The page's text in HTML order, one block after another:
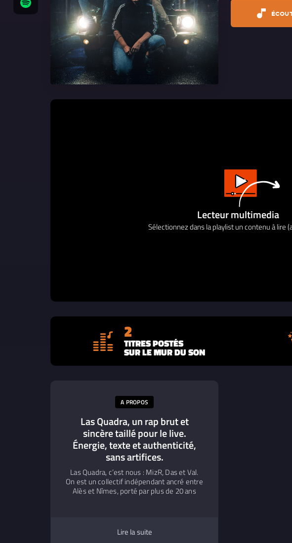
Lecteur multimedia
Sélectionnez dans la playlist un contenu à lire
2
TITRES POSTÉS
SUR LE MUR DU SON
A PROPOS
Las Quadra, un rap brut et
sincère taillé pour le live.
Énergie, texte et authenticité,
sans artifices.
Las Quadra, c’est nous : MizR, Das et Val.
On est un collectif indépendant ancré entre
Alès et Nîmes, porté par plus de 20 ans
sur une énergie brute et une écriture
précise, sans artifices. Avec notre premier
Lire la suite